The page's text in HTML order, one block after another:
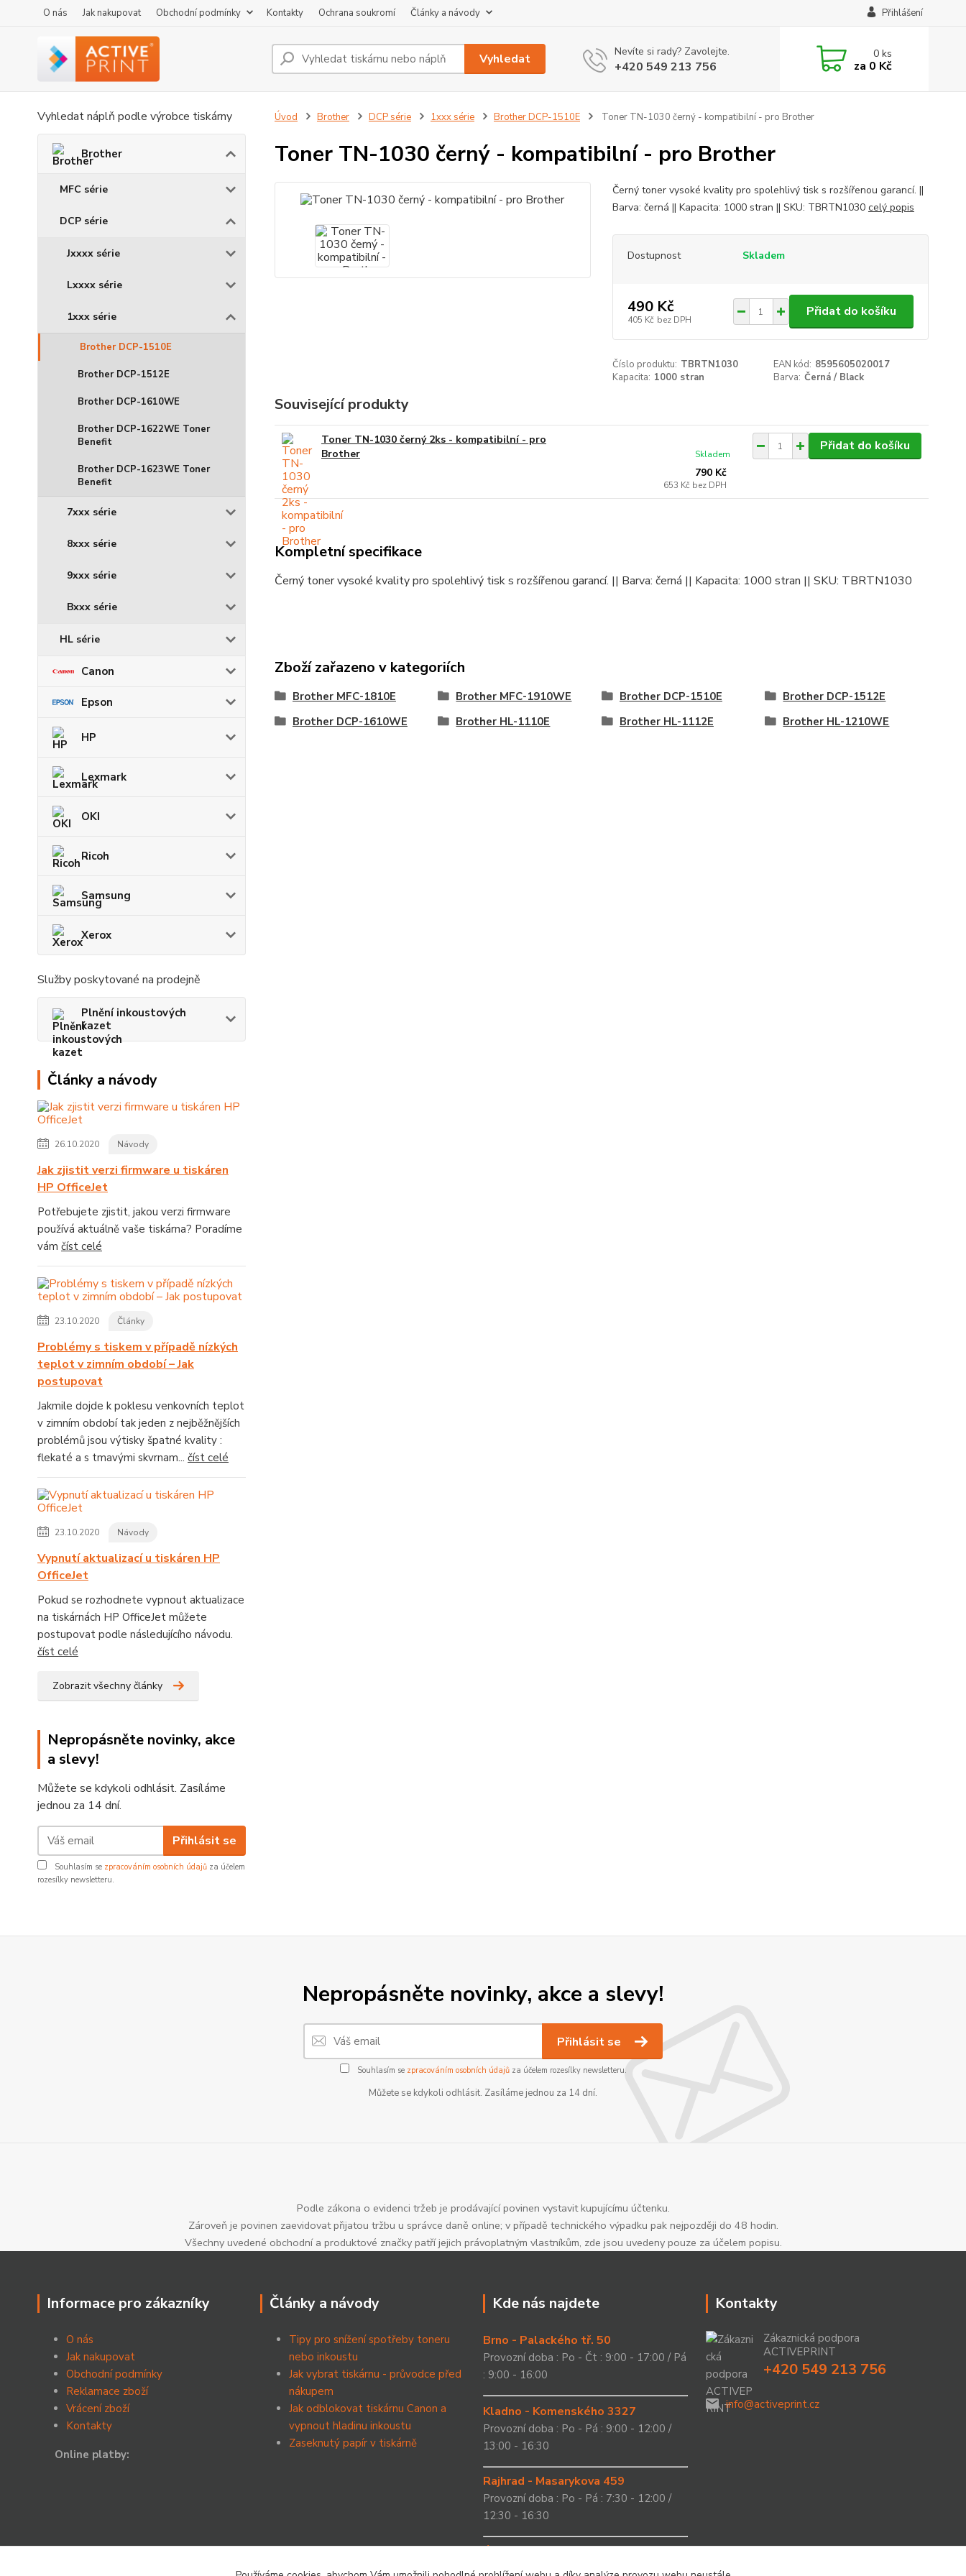
O nás Jak nakupovat Obchodní podmínky Kontakty Ochrana soukromí Články a návody Přihlášení
Vyhledat Nevíte si rady? Zavolejte.
+420 549 213 756
0ks
za 0 Kč
Vyhledat náplň podle výrobce tiskárny
Brother
MFC série
DCP série
Jxxxx série
Lxxxx série
1xxx série
Brother DCP-1510E
Brother DCP-1512E
Brother DCP-1610WE
Brother DCP-1622WE Toner
Benefit
Brother DCP-1623WE Toner
Benefit
7xxx série
8xxx série
9xxx série
Bxxx série
HL série
Canon
Epson
HP
Lexmark
OKI
Ricoh
Samsung
Xerox
Služby poskytované na prodejně
Plnění inkoustových
kazet
Články a návody
26.10.2020 Návody
Jak zjistit verzi firmware u tiskáren
HP OfficeJet
Potřebujete zjistit, jakou verzi firmware
používá aktuálně vaše tiskárna? Poradíme
vám číst celé
23.10.2020 Články
Problémy s tiskem v případě nízkých
teplot v zimním období – Jak
postupovat
Jakmile dojde k poklesu venkovních teplot
v zimním období tak jeden z nejběžnějších
problémů jsou výtisky špatné kvality :
flekaté a s tmavými skvrnam... číst celé
23.10.2020 Návody
Vypnutí aktualizací u tiskáren HP
OfficeJet
Pokud se rozhodnete vypnout aktualizace
na tiskárnách HP OfficeJet můžete
postupovat podle následujícího návodu.
číst celé
Zobrazit všechny články
Nepropásněte novinky, akce
a slevy!
Můžete se kdykoli odhlásit. Zasíláme
jednou za 14 dní.
Přihlásit se
Souhlasím se zpracováním osobních údajů za účelem
rozesílky newsletteru.
Úvod Brother DCP série 1xxx série Brother DCP-1510E Toner TN-1030 černý - kompatibilní - pro Brother
Toner TN-1030 černý - kompatibilní - pro Brother
Černý toner vysoké kvality pro spolehlivý tisk s rozšířenou garancí. ||
Barva: černá || Kapacita: 1000 stran || SKU: TBRTN1030 celý popis
Dostupnost Skladem
490 Kč
405 Kč bez DPH
Přidat do košíku
Číslo produktu: TBRTN1030 EAN kód: 8595605020017
Kapacita: 1000 stran Barva: Černá / Black
Související produkty
Toner TN-1030 černý 2ks - kompatibilní - pro
Brother
790 Kč
653 Kč bez DPH
Skladem
Přidat do košíku
Kompletní specifikace
Černý toner vysoké kvality pro spolehlivý tisk s rozšířenou garancí. || Barva: černá || Kapacita: 1000 stran || SKU: TBRTN1030
Zboží zařazeno v kategoriích
Brother MFC-1810E Brother MFC-1910WE Brother DCP-1510E
Brother DCP-1512E
Brother DCP-1610WE
Brother HL-1110E Brother HL-1112E Brother HL-1210WE
Nepropásněte novinky, akce a slevy!
Přihlásit se
Souhlasím se zpracováním osobních údajůza účelem rozesílky newsletteru.
Můžete se kdykoli odhlásit. Zasíláme jednou za 14 dní.
Podle zákona o evidenci tržeb je prodávající povinen vystavit kupujícímu účtenku.
Zároveň je povinen zaevidovat přijatou tržbu u správce daně online; v případě technického výpadku pak nejpozději do 48 hodin.
Všechny uvedené obchodní a produktové značky patří jejich právoplatným vlastníkům, zde jsou uvedeny pouze za účelem popisu.
Informace pro zákazníky
O nás
Jak nakupovat
Obchodní podmínky
Reklamace zboží
Vrácení zboží
Kontakty
Online platby:
Články a návody
Tipy pro snížení spotřeby toneru
nebo inkoustu
Jak vybrat tiskárnu - průvodce před
nákupem
Jak odblokovat tiskárnu Canon a
vypnout hladinu inkoustu
Zaseknutý papír v tiskárně
Kde nás najdete
Brno - Palackého tř. 50
Provozní doba : Po - Čt : 9:00 - 17:00 / Pá
: 9:00 - 16:00
Kladno - Komenského 3327
Provozní doba : Po - Pá : 9:00 - 12:00 /
13:00 - 16:30
Rajhrad - Masarykova 459
Provozní doba : Po - Pá : 7:30 - 12:00 /
12:30 - 16:30
Ústí nad Labem - Masarykova 43
Provozní doba : Po - Čt : 10:00 - 15.00 ;
Kontakty
Zákaznická podpora
ACTIVEPRINT
+420 549 213 756
info@activeprint.cz